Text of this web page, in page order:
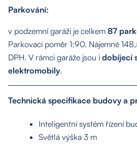
Parkování:
v podzemní garáži je celkem 87
Parkovací poměr 1:90. Nájemné
DPH. V rámci garáže jsou i dobíjecí
elektromobily.
Technická specifikace budovy a
Inteligentní systém řízení
Světlá výška 3 m